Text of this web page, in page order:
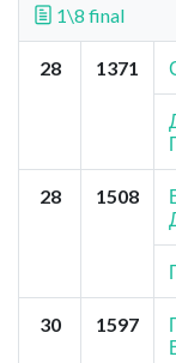
1\8 final
28 1371
28 1508
30 1597